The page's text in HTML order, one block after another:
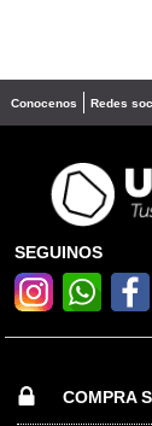
Conocenos Redes
SEGUINOS
COMPRA